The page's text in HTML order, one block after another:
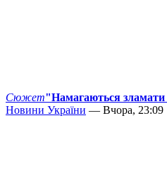
Сюжет"Намагаються зламати
Новини України — Вчора, 23:09